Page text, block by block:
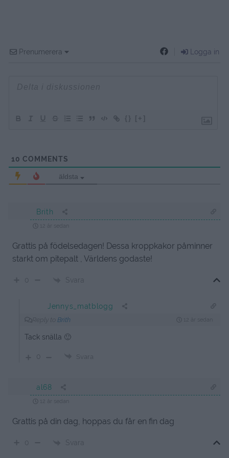
Prenumerera Logga in
{} [+]
10 COMMENTS
äldsta
Brith
12 år sedan
Grattis på födelsedagen! Dessa kroppkakor påminner
starkt om pitepalt , Världens godaste!
0 Svara
Jennys_matblogg
Brith
Tack snälla 🙂
0 Svara
al68
12 år sedan
Grattis på din dag, hoppas du får en fin dag
0 Svara